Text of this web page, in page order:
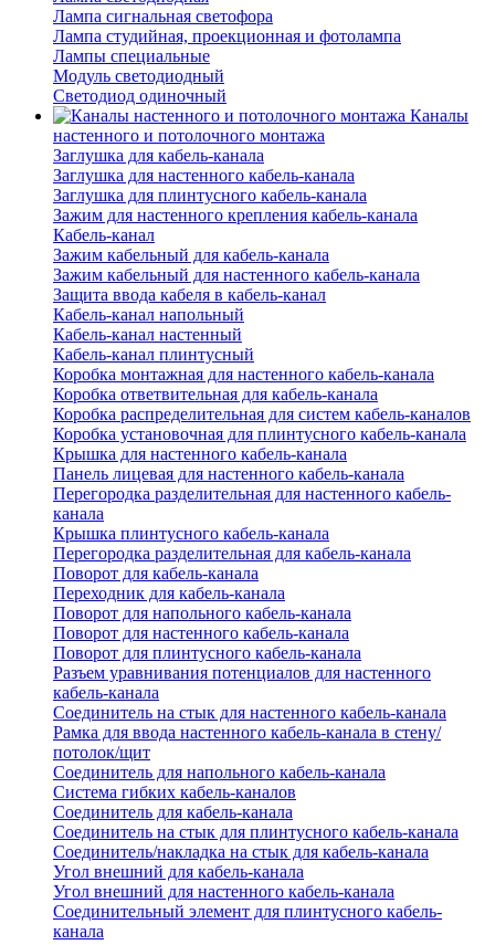
Лампа сигнальная светофора
Лампа студийная, проекционная и фотолампа
Лампы специальные
Модуль светодиодный
Светодиод одиночный
Каналы
настенного и потолочного монтажа
Заглушка для кабель-канала
Заглушка для настенного кабель-канала
Заглушка для плинтусного кабель-канала
Зажим для настенного крепления кабель-канала
Кабель-канал
Зажим кабельный для кабель-канала
Зажим кабельный для настенного кабель-канала
Защита ввода кабеля в кабель-канал
Кабель-канал напольный
Кабель-канал настенный
Кабель-канал плинтусный
Коробка монтажная для настенного кабель-канала
Коробка ответвительная для кабель-канала
Коробка распределительная для систем кабель-каналов
Коробка установочная для плинтусного кабель-канала
Крышка для настенного кабель-канала
Панель лицевая для настенного кабель-канала
Перегородка разделительная для настенного кабель-
канала
Крышка плинтусного кабель-канала
Перегородка разделительная для кабель-канала
Поворот для кабель-канала
Переходник для кабель-канала
Поворот для напольного кабель-канала
Поворот для настенного кабель-канала
Поворот для плинтусного кабель-канала
Разъем уравнивания потенциалов для настенного
кабель-канала
Соединитель на стык для настенного кабель-канала
Рамка для ввода настенного кабель-канала в стену/
потолок/щит
Соединитель для напольного кабель-канала
Система гибких кабель-каналов
Соединитель для кабель-канала
Соединитель на стык для плинтусного кабель-канала
Соединитель/накладка на стык для кабель-канала
Угол внешний для кабель-канала
Угол внешний для настенного кабель-канала
Соединительный элемент для плинтусного кабель-
канала